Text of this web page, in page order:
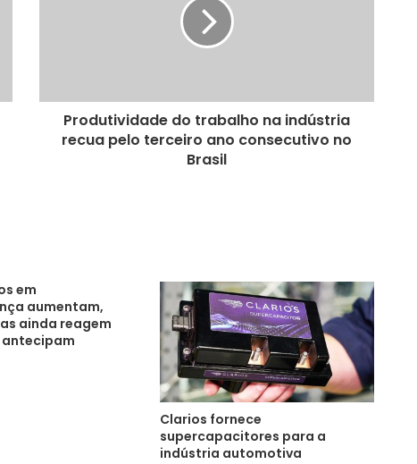
Produtividade do trabalho na indústria
recua pelo terceiro ano consecutivo no
Brasil
em
aumentam,
ainda reagem
antecipam
Clarios fornece
supercapacitores para a
indústria automotiva